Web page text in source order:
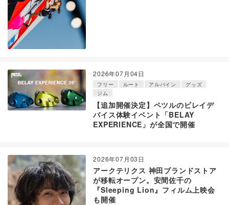
2026年07月04日
フリー ルート アルパイン
グッズ
ジム
【追加開催決定】ペツルのビレイデ
バイス体験イベント「BELAY
EXPERIENCE」が全国で開催
2026年07月03日
アークテリクス 神田ブランドストア
が移転オープン。安間佐千の
『Sleeping Lion』フィルム上映会
も開催